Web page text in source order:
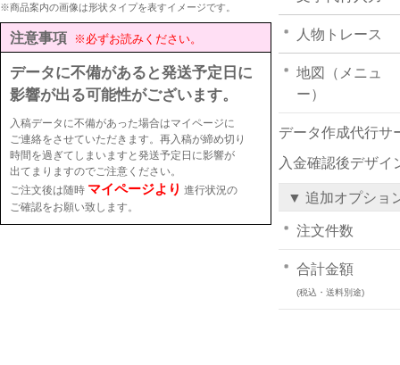
※商品案内の画像は形状タイプを表すイメージです。
注意事項 ※必ずお読みください。
データに不備があると発送予定日に
影響が出る可能性がございます。
入稿データに不備があった場合はマイページに
ご連絡をさせていただきます。再入稿が締め切り
時間を過ぎてしまいますと発送予定日に影響が
出てまりますのでご注意ください。
ご注文後は随時 マイページより 進行状況の
ご確認をお願い致します。
人物トレース
地図（メニュ
ー）
データ作成代行サ
入金確認後デザイ
▼ 追加オプショ
注文件数
合計金額
(税込・送料別途)